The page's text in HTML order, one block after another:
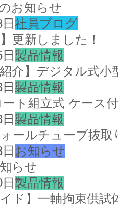
お知らせ
社員ブログ
更新しました！
製品情報
紹介】デジタル式
製品情報
ート組立式 ケース
製品情報
ールチューブ抜
お知らせ
らせ
製品情報
イド】一軸拘束供